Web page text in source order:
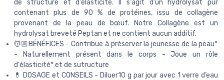
de structure et d'élasticité. Il s'agit d'un hydrolysat pur
contenant plus de 90 % de protéines, issu de collagène
provenant de la peau de bœuf. Notre Collagène est un
hydrolysat breveté Peptan et ne contient aucun additif.
💆🏼BÉNÉFICES - Contribue à préserver la jeunesse de la peau*
- Naturellement présent dans le corps - Joue un rôle
d'élasticité* et de sutructure
💊 DOSAGE et CONSEILS - Diluer10 g par jour avec 1 verre d’eau